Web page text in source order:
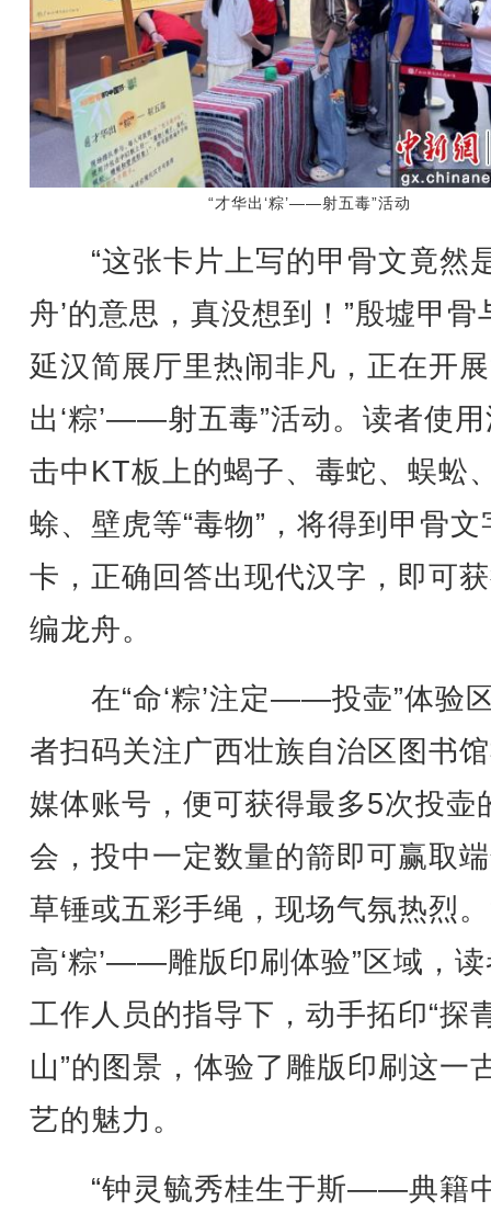
“才华出‘粽’——射五毒”活动
“这张卡片上写的甲骨文竟然
舟’的意思，真没想到！”殷墟甲骨
延汉简展厅里热闹非凡，正在开
出‘粽’——射五毒”活动。读者使
击中KT板上的蝎子、毒蛇、蜈蚣
蜍、壁虎等“毒物”，将得到甲骨文
卡，正确回答出现代汉字，即可
编龙舟。
在“命‘粽’注定——投壶”体验
者扫码关注广西壮族自治区图书
媒体账号，便可获得最多5次投壶
会，投中一定数量的箭即可赢取
草锤或五彩手绳，现场气氛热烈
高‘粽’——雕版印刷体验”区域，
工作人员的指导下，动手拓印“探
山”的图景，体验了雕版印刷这一
艺的魅力。
“钟灵毓秀桂生于斯——典籍